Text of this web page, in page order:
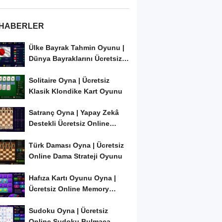
Ülke Bayrak Tahmin Oyunu |
Dünya Bayraklarını Ücretsiz
Solitaire Oyna | Ücretsiz
Klasik Klondike Kart Oyunu
Satranç Oyna | Yapay Zekâ
Destekli Ücretsiz Online
Türk Daması Oyna | Ücretsiz
Online Dama Strateji Oyunu
Hafıza Kartı Oyunu Oyna |
Ücretsiz Online Memory
Sudoku Oyna | Ücretsiz